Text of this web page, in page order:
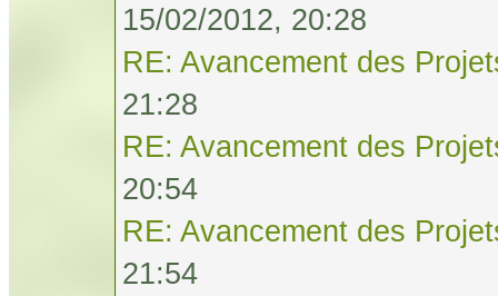
15/02/2012, 20:28
RE: Avancement des
21:28
RE: Avancement des
20:54
RE: Avancement des
21:54